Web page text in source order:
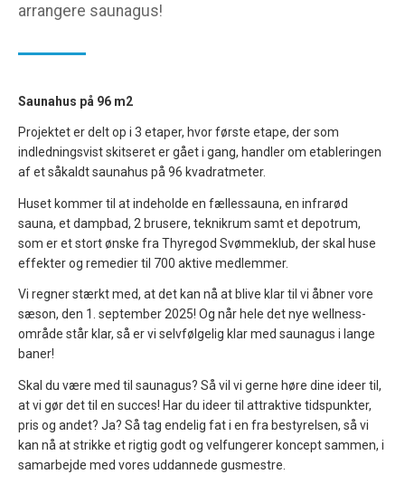
arrangere saunagus!
Saunahus på 96 m2
Projektet er delt op i 3 etaper, hvor første etape, der som
indledningsvist skitseret er gået i gang, handler om etableringen
af et såkaldt saunahus på 96 kvadratmeter.
Huset kommer til at indeholde en fællessauna, en infrarød
sauna, et dampbad, 2 brusere, teknikrum samt et depotrum,
som er et stort ønske fra Thyregod Svømmeklub, der skal huse
effekter og remedier til 700 aktive medlemmer.
Vi regner stærkt med, at det kan nå at blive klar til vi åbner vore
sæson, den 1. september 2025! Og når hele det nye wellness-
område står klar, så er vi selvfølgelig klar med saunagus i lange
baner!
Skal du være med til saunagus? Så vil vi gerne høre dine ideer til,
at vi gør det til en succes! Har du ideer til attraktive tidspunkter,
pris og andet? Ja? Så tag endelig fat i en fra bestyrelsen, så vi
kan nå at strikke et rigtig godt og velfungerer koncept sammen, i
samarbejde med vores uddannede gusmestre.